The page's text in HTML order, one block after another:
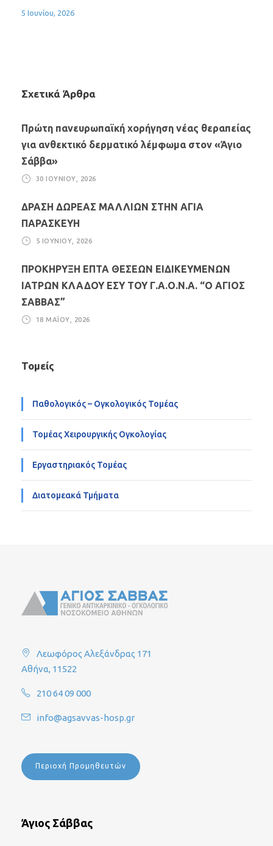
5 Ιουνίου, 2026
Σχετικά Άρθρα
Πρώτη πανευρωπαϊκή χορήγηση νέας θεραπείας
για ανθεκτικό δερματικό λέμφωμα στον «Άγιο
Σάββα»
30 ΙΟΥΝΊΟΥ, 2026
ΔΡΑΣΗ ΔΩΡΕΑΣ ΜΑΛΛΙΩΝ ΣΤΗΝ ΑΓΙΑ
ΠΑΡΑΣΚΕΥΗ
5 ΙΟΥΝΊΟΥ, 2026
ΠΡΟΚΗΡΥΞΗ ΕΠΤΑ ΘΕΣΕΩΝ ΕΙΔΙΚΕΥΜΕΝΩΝ
ΙΑΤΡΩΝ ΚΛΑΔΟΥ ΕΣΥ ΤΟΥ Γ.Α.Ο.Ν.Α. “Ο ΑΓΙΟΣ
ΣΑΒΒΑΣ”
18 ΜΑΪ́ΟΥ, 2026
Τομείς
Παθολογικός – Ογκολογικός Τομέας
Τομέας Χειρουργικής Ογκολογίας
Εργαστηριακός Τομέας
Διατομεακά Τμήματα
Λεωφόρος Αλεξάνδρας 171
Αθήνα, 11522
210 64 09 000
info@agsavvas-hosp.gr
Περιοχή Προμηθευτών
Άγιος Σάββας